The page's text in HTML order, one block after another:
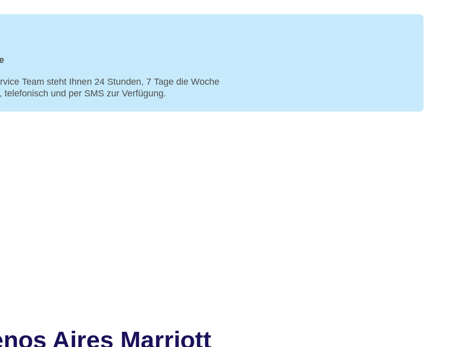
Team steht Ihnen 24 Stunden, 7 Tage die Woche
und per SMS zur Verfügung.
Aires Marriott